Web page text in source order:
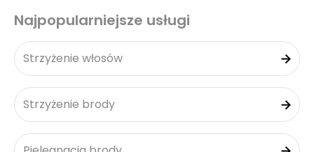
Najpopularniejsze usługi
Strzyżenie włosów
Strzyżenie brody